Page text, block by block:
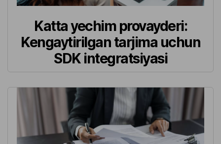
Katta yechim provayderi:
Kengaytirilgan tarjima uchun
SDK integratsiyasi